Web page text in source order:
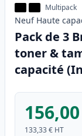
Multipack
Neuf Haute
Pack de 3
toner &
capacité
133,33 € HT